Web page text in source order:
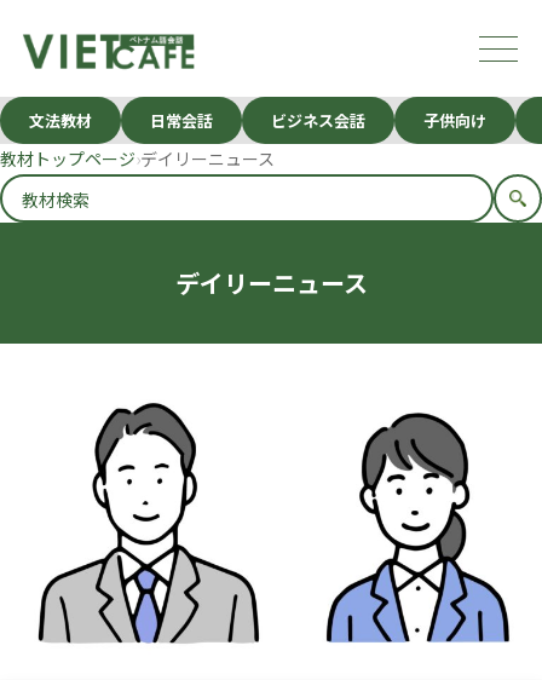
文法教材 日常会話 ビジネス会話 子供向け
教材トップページ デイリーニュース
デイリーニュース